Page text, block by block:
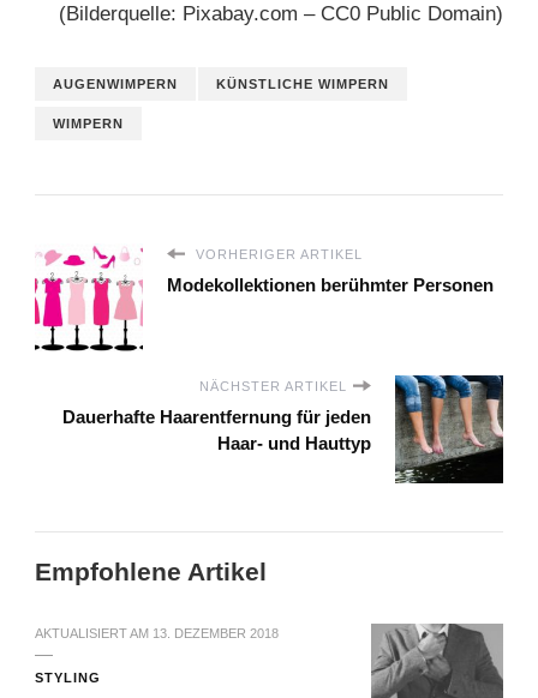
(Bilderquelle: Pixabay.com – CC0 Public Domain)
AUGENWIMPERN KÜNSTLICHE WIMPERN
WIMPERN
VORHERIGER ARTIKEL
Modekollektionen berühmter Personen
NÄCHSTER ARTIKEL
Dauerhafte Haarentfernung für jeden
Haar- und Hauttyp
Empfohlene Artikel
AKTUALISIERT AM 13. DEZEMBER 2018
STYLING